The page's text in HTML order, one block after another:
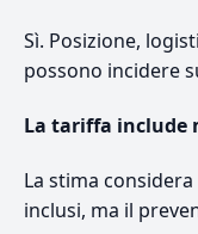
Sì. Posizione,
possono incidere
La tariffa include
La stima
inclusi, ma il